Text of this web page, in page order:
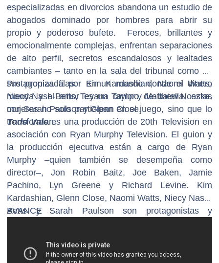
especializadas en divorcios abandona un estudio de
abogados dominado por hombres para abrir su
propio y poderoso bufete. Feroces, brillantes y
emocionalmente complejas, enfrentan separaciones
de alto perfil, secretos escandalosos y lealtades
cambiantes – tanto en la sala del tribunal como en
sus propias filas. En un mundo donde el dinero
manda y el amor es un campo de batalla, estas
mujeres no solo participan en el juego, sino que lo
transforman.
Protagonizada por Kim Kardashian, Naomi Watts,
Niecy Nash-Betts, Teyana Taylor y Matthew Noszka,
con Sarah Paulson y Glenn Close.
Todo Valees una producción de 20th Television en
asociación con Ryan Murphy Television. El guion y
la producción ejecutiva están a cargo de Ryan
Murphy –quien también se desempeña como
director–, Jon Robin Baitz, Joe Baken, Jamie
Pachino, Lyn Greene y Richard Levine. Kim
Kardashian, Glenn Close, Naomi Watts, Niecy Nash-
Betts y Sarah Paulson son protagonistas y
Martin Woodall, Eric Kovtun, Scott Robertson y
AVANCE